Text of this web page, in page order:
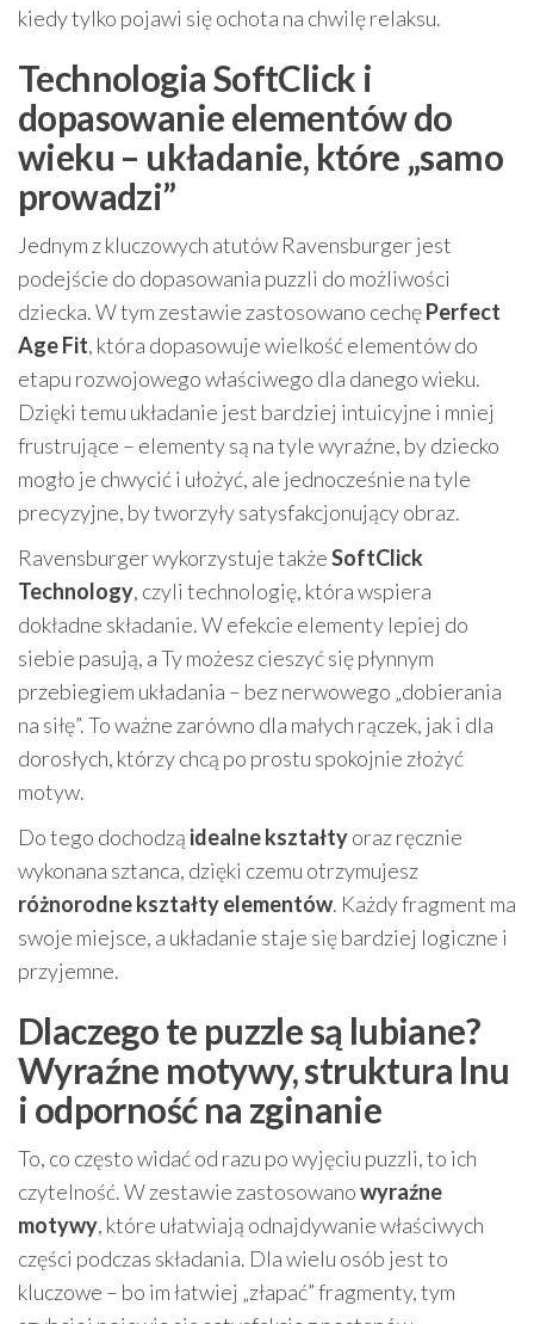
kiedy tylko pojawi się ochota na chwilę relaksu.
Technologia SoftClick i
dopasowanie elementów do
wieku – układanie, które „samo
prowadzi”
Jednym z kluczowych atutów Ravensburger jest
podejście do dopasowania puzzli do możliwości
dziecka. W tym zestawie zastosowano cechęPerfect
Age Fit, która dopasowuje wielkość elementów do
etapu rozwojowego właściwego dla danego wieku.
Dzięki temu układanie jest bardziej intuicyjne i mniej
frustrujące – elementy są na tyle wyraźne, by dziecko
mogło je chwycić i ułożyć, ale jednocześnie na tyle
precyzyjne, by tworzyły satysfakcjonujący obraz.
Ravensburger wykorzystuje takżeSoftClick
Technology, czyli technologię, która wspiera
dokładne składanie. W efekcie elementy lepiej do
siebie pasują, a Ty możesz cieszyć się płynnym
przebiegiem układania – bez nerwowego „dobierania
na siłę”. To ważne zarówno dla małych rączek, jak i dla
dorosłych, którzy chcą po prostu spokojnie złożyć
motyw.
Do tego dochodzą idealne kształtyoraz ręcznie
wykonana sztanca, dzięki czemu otrzymujesz
różnorodne kształty elementów. Każdy fragment ma
swoje miejsce, a układanie staje się bardziej logiczne i
przyjemne.
Dlaczego te puzzle są lubiane?
Wyraźne motywy, struktura lnu
i odporność na zginanie
To, co często widać od razu po wyjęciu puzzli, to ich
czytelność. W zestawie zastosowanowyraźne
motywy, które ułatwiają odnajdywanie właściwych
części podczas składania. Dla wielu osób jest to
kluczowe – bo im łatwiej „złapać” fragmenty, tym